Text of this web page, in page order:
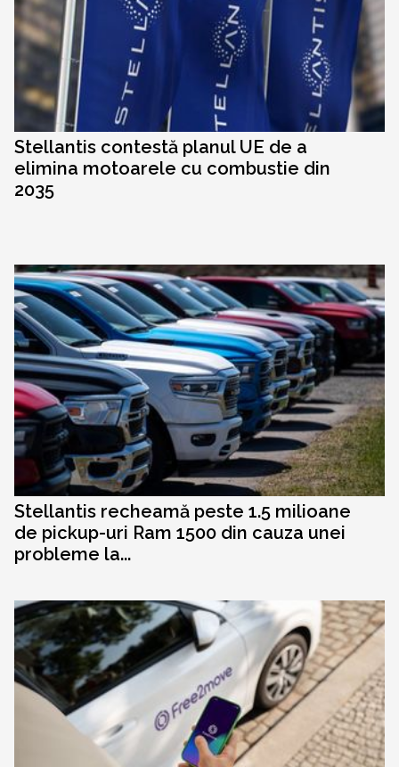
Stellantis contestă planul UE de a
elimina motoarele cu combustie din
2035
Stellantis recheamă peste 1.5 milioane
de pickup-uri Ram 1500 din cauza unei
probleme la...